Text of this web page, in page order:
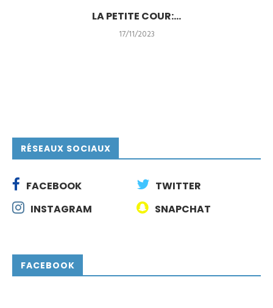
LA PETITE COUR:...
17/11/2023
RÉSEAUX SOCIAUX
FACEBOOK
TWITTER
INSTAGRAM
SNAPCHAT
FACEBOOK